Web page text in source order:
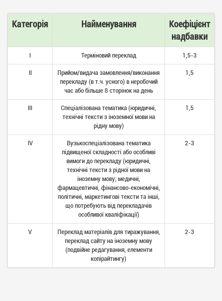
Категорія Найменування
Коефіцієнт
надбавки
І Терміновий переклад 1,5-3
ІІ
Прийом/видача замовлення/виконання
перекладу (в т.ч. усного) в неробочий
час або більше 8 сторінок на день
1,5
ІІІ
Спеціалізована тематика (юридичні,
технічні тексти з іноземної мови на
рідну мову)
1,5
ІV
Вузькоспеціалізована тематика
підвищеної складності або особливі
вимоги до перекладу (юридичні,
технічні тексти з рідної мови на
іноземну мову; медичні,
фармацевтичні, фінансово-економічні,
політичні, маркетингові тексти та інші,
що потребують від перекладачів
особливої кваліфікації)
2-3
V
Переклад матеріалів для тиражування,
переклад сайту на іноземну мову
(подвійне редагування, елементи
копірайтингу)
2-3